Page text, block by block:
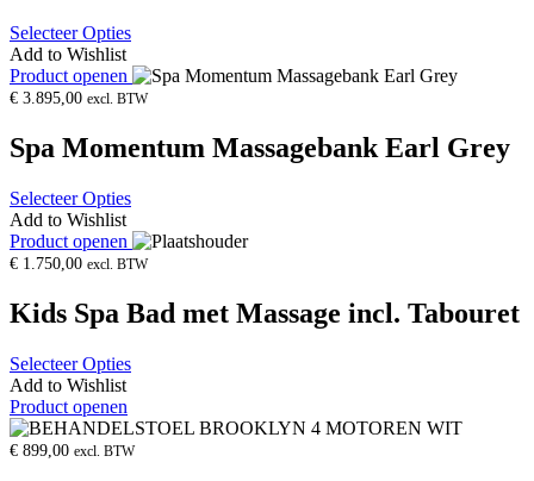
Selecteer Opties
Add to Wishlist
Product openen
€ 3.895,00 excl. BTW
Spa Momentum Massagebank Earl Grey
Selecteer Opties
Add to Wishlist
Product openen
€ 1.750,00 excl. BTW
Kids Spa Bad met Massage incl. Tabouret
Selecteer Opties
Add to Wishlist
Product openen
€ 899,00 excl. BTW